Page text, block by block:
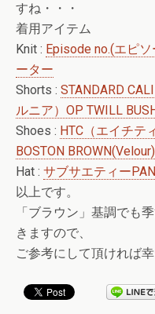
すね・・・
着用アイテム
Knit : Episode no.(エピ
ーター
Shorts : STANDARD
ルニア）OP TWILL
Shoes : HTC（エイチテ
BOSTON BROWN(Velour)
Hat : サブサエティー
以上です。
「ブラウン」基調でも
きますので、
ご参考にして頂ければ幸